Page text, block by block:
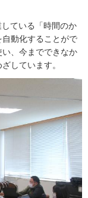
ている「時間のか
動化することがで
、今までできなか
しています。